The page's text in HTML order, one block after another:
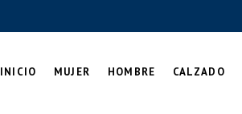
INICIO MUJER HOMBRE CALZADO